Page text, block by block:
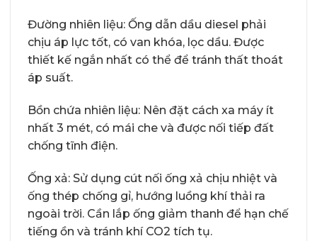
Đường nhiên liệu: Ống dẫn dầu diesel phải
chịu áp lực tốt, có van khóa, lọc dầu. Được
thiết kế ngắn nhất có thể để tránh thất thoát
áp suất.
Bồn chứa nhiên liệu: Nên đặt cách xa máy ít
nhất 3 mét, có mái che và được nối tiếp đất
chống tĩnh điện.
Ống xả: Sử dụng cút nối ống xả chịu nhiệt và
ống thép chống gỉ, hướng luồng khí thải ra
ngoài trời. Cần lắp ống giảm thanh để hạn chế
tiếng ồn và tránh khí CO2 tích tụ.